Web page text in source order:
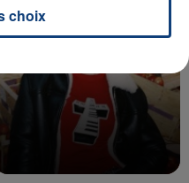
5h07
5h07
choix